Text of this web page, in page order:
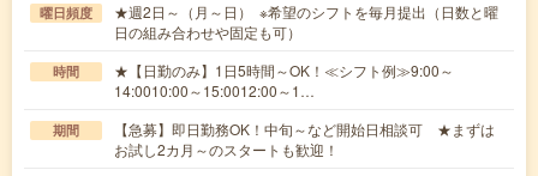
曜日頻度
★週2日～（月～日） ※希望のシフトを毎月提出（日数と曜
日の組み合わせや固定も可）
時間
★【日勤のみ】1日5時間～OK！≪シフト例≫9:00～
14:0010:00～15:0012:00～1…
期間
【急募】即日勤務OK！中旬～など開始日相談可 ★まずは
お試し2カ月～のスタートも歓迎！